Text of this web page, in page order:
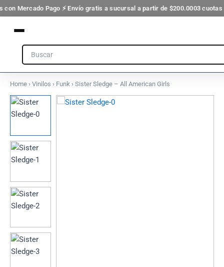
Mercado Pago ⚡ Envío gratis a sucursal a partir de $200.0003 cuotas
Ir
al
contenido
Search
Home › Vinilos › Funk › Sister Sledge – All American Girls